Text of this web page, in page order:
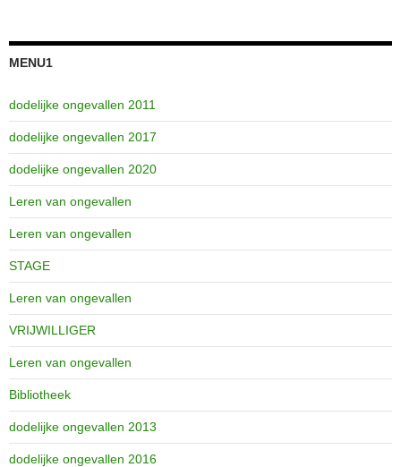
MENU1
dodelijke ongevallen 2011
dodelijke ongevallen 2017
dodelijke ongevallen 2020
Leren van ongevallen
Leren van ongevallen
STAGE
Leren van ongevallen
VRIJWILLIGER
Leren van ongevallen
Bibliotheek
dodelijke ongevallen 2013
dodelijke ongevallen 2016